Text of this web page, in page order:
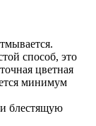
способ, это
цветная
минимум
блестящую